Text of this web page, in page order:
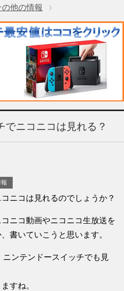
他の情報
でニコニコは見れる？
ニコは見れるのでしょうか？
ニコ動画やニコニコ生放送を
書いていこうと思います。
ンテンドースイッチでも見
すね。